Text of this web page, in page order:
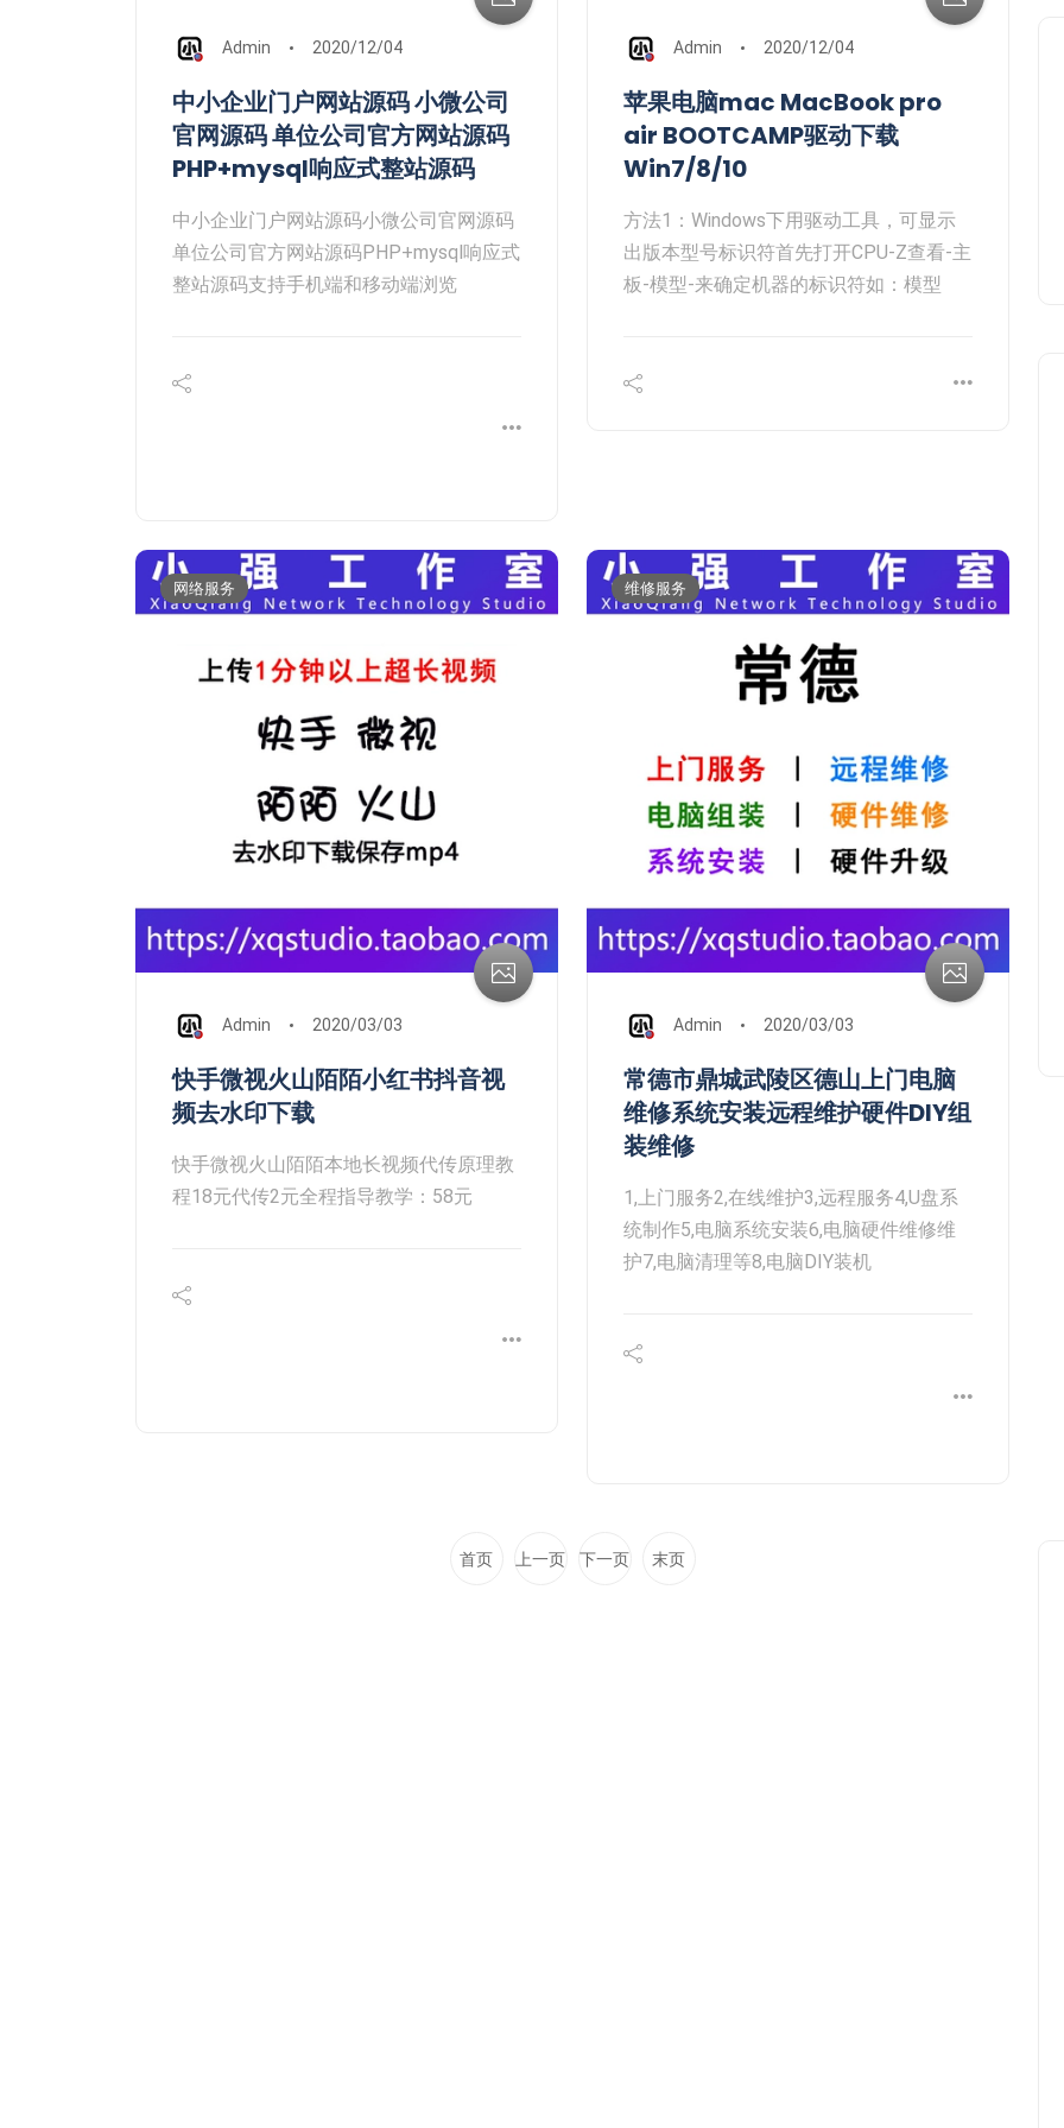
Admin 2020/12/04
中小企业门户网站源码 小微公司
官网源码 单位公司官方网站源码
PHP+mysql响应式整站源码
中小企业门户网站源码小微公司官网源码
单位公司官方网站源码PHP+mysql响应式
整站源码支持手机端和移动端浏览
Admin 2020/12/04
苹果电脑mac MacBook pro
air BOOTCAMP驱动下载
Win7/8/10
方法1：Windows下用驱动工具，可显示
出版本型号标识符首先打开CPU-Z查看-主
板-模型-来确定机器的标识符如：模型
网络服务
Admin 2020/03/03
快手微视火山陌陌小红书抖音视
频去水印下载
快手微视火山陌陌本地长视频代传原理教
程18元代传2元全程指导教学：58元
维修服务
Admin 2020/03/03
常德市鼎城武陵区德山上门电脑
维修系统安装远程维护硬件DIY组
装维修
1,上门服务2,在线维护3,远程服务4,U盘系
统制作5,电脑系统安装6,电脑硬件维修维
护7,电脑清理等8,电脑DIY装机
首页 上一页 下一页 末页
解修改重置删除修改清除
Admin